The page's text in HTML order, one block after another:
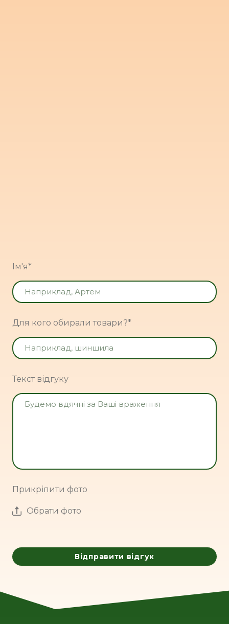
Ім'я*
Для кого обирали товари?*
Текст відгуку
Прикріпити фото
Обрати фото
Відправити відгук